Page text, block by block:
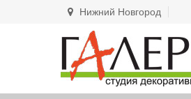
Нижний Новгород